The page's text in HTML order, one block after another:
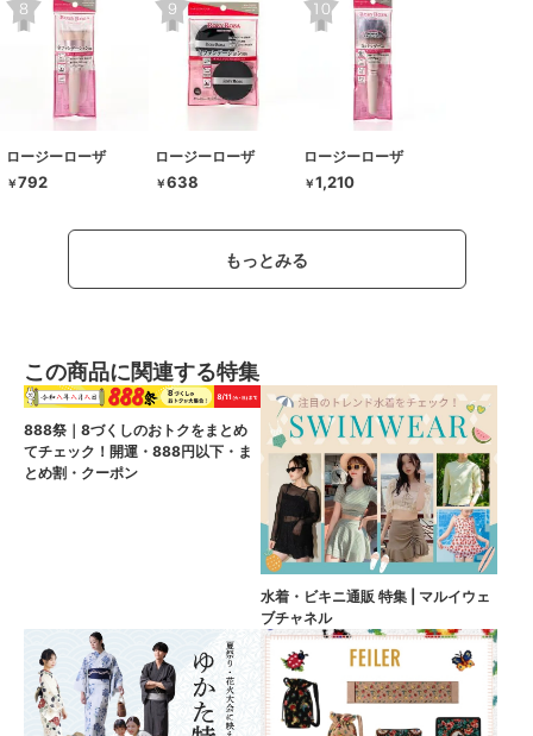
ロージーローザ
￥792
ロージーローザ
￥638
ロージーローザ
￥1,210
もっとみる
この商品に関連する特集
888祭｜8づくしのおトクをまとめ
てチェック！開運・888円以下・ま
とめ割・クーポン
水着・ビキニ通販 特集 | マルイウェ
ブチャネル